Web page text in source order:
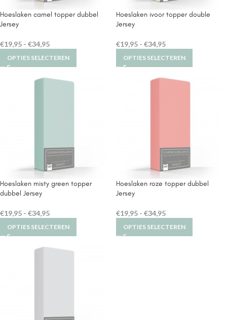
Hoeslaken camel topper dubbel
Jersey
€19,95 - €34,95
OPTIES SELECTEREN
Hoeslaken ivoor topper double
Jersey
€19,95 - €34,95
OPTIES SELECTEREN
Hoeslaken misty green topper
dubbel Jersey
€19,95 - €34,95
OPTIES SELECTEREN
Hoeslaken roze topper dubbel
Jersey
€19,95 - €34,95
OPTIES SELECTEREN